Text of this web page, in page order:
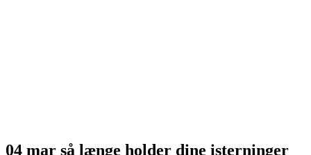
04 mar så længe holder dine isterninger